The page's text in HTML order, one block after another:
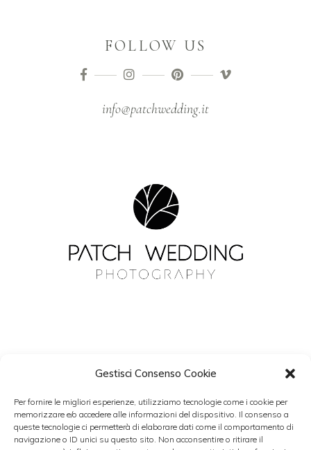
Gestisci Consenso Cookie
Per fornire le migliori esperienze, utilizziamo tecnologie come i cookie per
memorizzare e/o accedere alle informazioni del dispositivo. Il consenso a
queste tecnologie ci permetterà di elaborare dati come il comportamento di
navigazione o ID unici su questo sito. Non acconsentire o ritirare il
FOLLOW US
info@patchwedding.it
Resta aggiornato con Patch Wedding.